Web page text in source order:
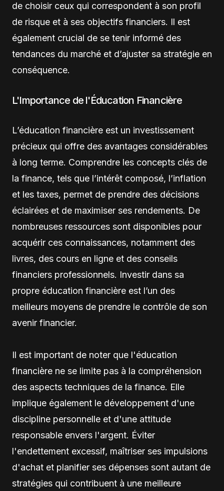
de choisir ceux qui correspondent à son profil
de risque et à ses objectifs financiers. Il est
également crucial de se tenir informé des
tendances du marché et d’ajuster sa stratégie en
conséquence.
L'Importance de l'Éducation Financière
L’éducation financière est un investissement
précieux qui offre des avantages considérables
à long terme. Comprendre les concepts clés de
la finance, tels que l’intérêt composé, l’inflation
et les taxes, permet de prendre des décisions
éclairées et de maximiser ses rendements. De
nombreuses ressources sont disponibles pour
acquérir ces connaissances, notamment des
livres, des cours en ligne et des conseils
financiers professionnels. Investir dans sa
propre éducation financière est l’un des
meilleurs moyens de prendre le contrôle de son
avenir financier.
Il est important de noter que l'éducation
financière ne se limite pas à la compréhension
des aspects techniques de la finance. Elle
implique également le développement d'une
discipline personnelle et d'une attitude
responsable envers l'argent. Éviter
l'endettement excessif, maîtriser ses impulsions
d'achat et planifier ses dépenses sont autant de
stratégies qui contribuent à une meilleure